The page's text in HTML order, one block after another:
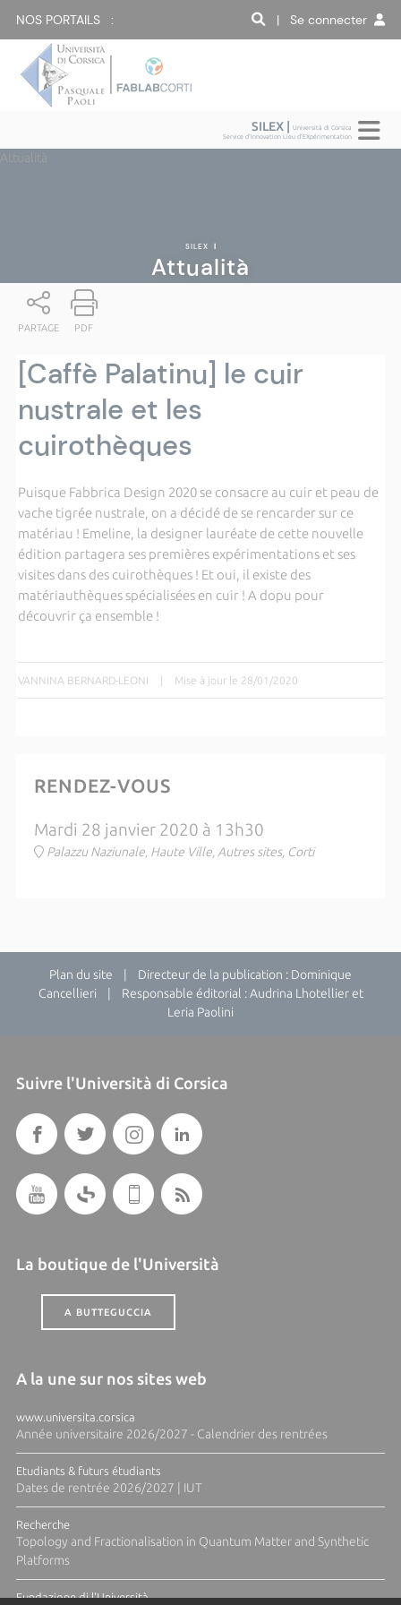
NOS PORTAILS : | Se connecter
SILEX |Università di Corsica
Service d'Innovation Lieu d'EXpérimentation
Attualità
SILEX |
Attualità
PARTAGE PDF
[Caffè Palatinu] le cuir
nustrale et les
cuirothèques
Puisque Fabbrica Design 2020 se consacre au cuir et peau de
vache tigrée nustrale, on a décidé de se rencarder sur ce
matériau ! Emeline, la designer lauréate de cette nouvelle
édition partagera ses premières expérimentations et ses
visites dans des cuirothèques ! Et oui, il existe des
matériauthèques spécialisées en cuir ! A dopu pour
découvrir ça ensemble !
VANNINA BERNARD-LEONI | Mise à jour le 28/01/2020
RENDEZ-VOUS
Mardi 28 janvier 2020 à 13h30
Palazzu Naziunale, Haute Ville, Autres sites, Corti
Plan du site | Directeur de la publication : Dominique
Cancellieri | Responsable éditorial : Audrina Lhotellier et
Leria Paolini
Suivre l'Università di Corsica
La boutique de l'Università
A BUTTEGUCCIA
A la une sur nos sites web
www.universita.corsica
Année universitaire 2026/2027 - Calendrier des rentrées
Etudiants & futurs étudiants
Dates de rentrée 2026/2027 | IUT
Recherche
Topology and Fractionalisation in Quantum Matter and Synthetic
Platforms
Fundazione di l'Università